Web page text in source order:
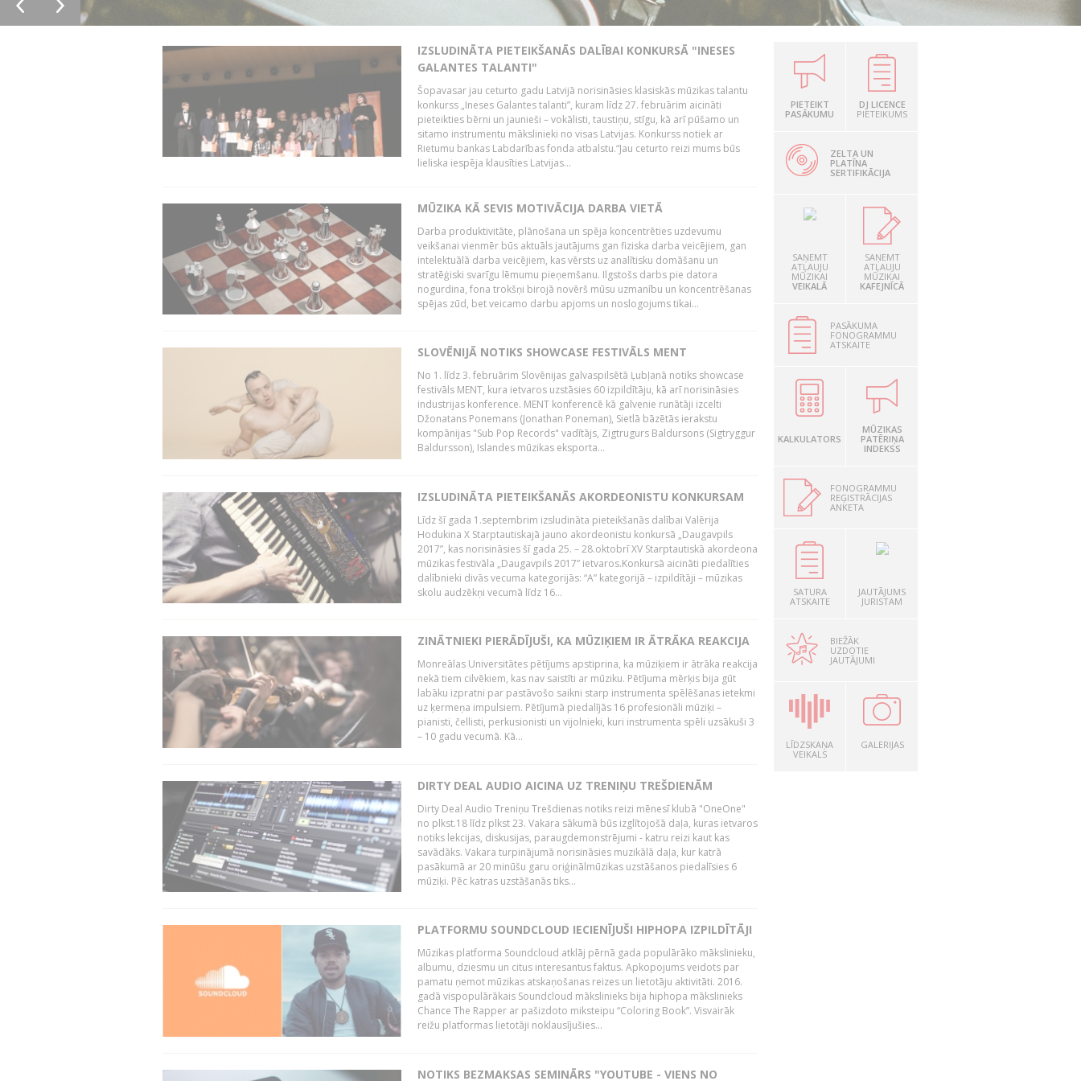
IZSLUDINĀTA PIETEIKŠANĀS DALĪBAI KONKURSĀ "INESES
GALANTES TALANTI"
Šopavasar jau ceturto gadu Latvijā norisināsies klasiskās mūzikas talantu
konkurss „Ineses Galantes talanti”, kuram līdz 27. februārim aicināti
pieteikties bērni un jaunieši – vokālisti, taustiņu, stīgu, kā arī pūšamo un
sitamo instrumentu mākslinieki no visas Latvijas. Konkurss notiek ar
Rietumu bankas Labdarības fonda atbalstu.“Jau ceturto reizi mums būs
lieliska iespēja klausīties Latvijas...
MŪZIKA KĀ SEVIS MOTIVĀCIJA DARBA VIETĀ
Darba produktivitāte, plānošana un spēja koncentrēties uzdevumu
veikšanai vienmēr būs aktuāls jautājums gan fiziska darba veicējiem, gan
intelektuālā darba veicējiem, kas vērsts uz analītisku domāšanu un
stratēģiski svarīgu lēmumu pieņemšanu. Ilgstošs darbs pie datora
nogurdina, fona trokšņi birojā novērš mūsu uzmanību un koncentrēšanas
spējas zūd, bet veicamo darbu apjoms un noslogojums tikai...
SLOVĒNIJĀ NOTIKS SHOWCASE FESTIVĀLS MENT
No 1. līdz 3. februārim Slovēnijas galvaspilsētā Ļubļanā notiks showcase
festivāls MENT, kura ietvaros uzstāsies 60 izpildītāju, kā arī norisināsies
industrijas konference. MENT konferencē kā galvenie runātāji izcelti
Džonatans Ponemans (Jonathan Poneman), Sietlā bāzētās ierakstu
kompānijas "Sub Pop Records" vadītājs, Zigtrugurs Baldursons (Sigtryggur
Baldursson), Islandes mūzikas eksporta...
IZSLUDINĀTA PIETEIKŠANĀS AKORDEONISTU KONKURSAM
Līdz šī gada 1.septembrim izsludināta pieteikšanās dalībai Valērija
Hodukina X Starptautiskajā jauno akordeonistu konkursā „Daugavpils
2017”, kas norisināsies šī gada 25. – 28.oktobrī XV Starptautiskā akordeona
mūzikas festivāla „Daugavpils 2017” ietvaros.Konkursā aicināti piedalīties
dalībnieki divās vecuma kategorijās: “A” kategorijā – izpildītāji – mūzikas
skolu audzēkņi vecumā līdz 16...
ZINĀTNIEKI PIERĀDĪJUŠI, KA MŪZIĶIEM IR ĀTRĀKA REAKCIJA
Monreālas Universitātes pētījums apstiprina, ka mūziķiem ir ātrāka reakcija
nekā tiem cilvēkiem, kas nav saistīti ar mūziku. Pētījuma mērķis bija gūt
labāku izpratni par pastāvošo saikni starp instrumenta spēlēšanas ietekmi
uz ķermeņa impulsiem. Pētījumā piedalījās 16 profesionāli mūziķi –
pianisti, čellisti, perkusionisti un vijolnieki, kuri instrumenta spēli uzsākuši 3
– 10 gadu vecumā. Kā...
DIRTY DEAL AUDIO AICINA UZ TRENIŅU TREŠDIENĀM
Dirty Deal Audio Treniņu Trešdienas notiks reizi mēnesī klubā "OneOne"
no plkst.18 līdz plkst 23. Vakara sākumā būs izglītojošā daļa, kuras ietvaros
notiks lekcijas, diskusijas, paraugdemonstrējumi - katru reizi kaut kas
savādāks. Vakara turpinājumā norisināsies muzikālā daļa, kur katrā
pasākumā ar 20 minūšu garu oriģinālmūzikas uzstāšanos piedalīsies 6
mūziķi. Pēc katras uzstāšanās tiks...
PLATFORMU SOUNDCLOUD IECIENĪJUŠI HIPHOPA IZPILDĪTĀJI
Mūzikas platforma Soundcloud atklāj pērnā gada populārāko mākslinieku,
albumu, dziesmu un citus interesantus faktus. Apkopojums veidots par
pamatu ņemot mūzikas atskaņošanas reizes un lietotāju aktivitāti. 2016.
gadā vispopulārākais Soundcloud mākslinieks bija hiphopa mākslinieks
Chance The Rapper ar pašizdoto miksteipu “Coloring Book”. Visvairāk
reižu platformas lietotāji noklausījušies...
NOTIKS BEZMAKSAS SEMINĀRS "YOUTUBE - VIENS NO
PIETEIKT
PASĀKUMU
DJ LICENCE
PIETEIKUMS
ZELTA UN
PLATĪNA
SERTIFIKĀCIJA
SAŅEMT
ATĻAUJU
MŪZIKAI
VEIKALĀ
SAŅEMT
ATĻAUJU
MŪZIKAI
KAFEJNĪCĀ
PASĀKUMA
FONOGRAMMU
ATSKAITE
KALKULATORS
MŪZIKAS
PATĒRIŅA
INDEKSS
FONOGRAMMU
REĢISTRĀCIJAS
ANKETA
SATURA
ATSKAITE
JAUTĀJUMS
JURISTAM
BIEŽĀK
UZDOTIE
JAUTĀJUMI
LĪDZSKAŅA
VEIKALS
GALERIJAS